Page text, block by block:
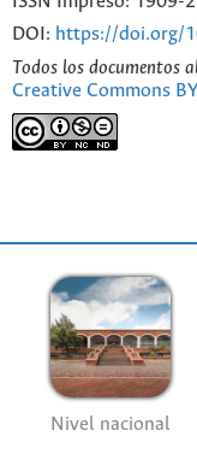
DOI: https://doi.org/
Todos los documentos
Creative Commons
Nivel nacional